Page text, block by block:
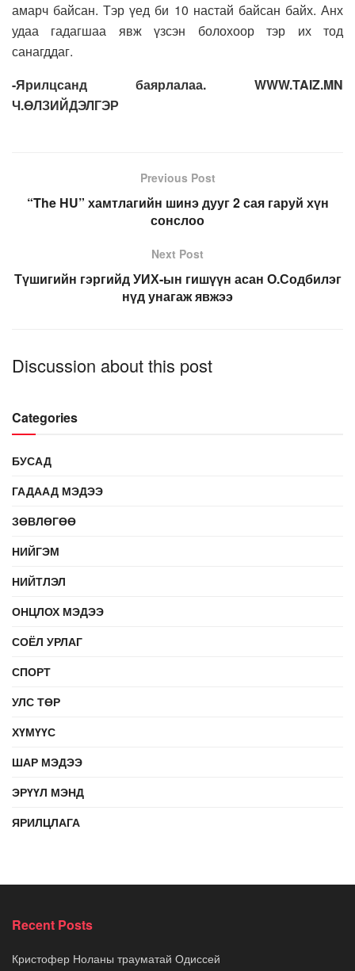
амарч байсан. Тэр үед би 10 настай байсан байх. Анх
удаа гадагшаа явж үзсэн болохоор тэр их тод
санагддаг.
-Ярилцсанд баярлалаа. WWW.TAIZ.MN
Ч.ӨЛЗИЙДЭЛГЭР
Previous Post
“The HU” хамтлагийн шинэ дууг 2 сая гаруй хүн
сонслоо
Next Post
Түшигийн гэргийд УИХ-ын гишүүн асан О.Содбилэг
нүд унагаж явжээ
Discussion about this post
Categories
БУСАД
ГАДААД МЭДЭЭ
ЗӨВЛӨГӨӨ
НИЙГЭМ
НИЙТЛЭЛ
ОНЦЛОХ МЭДЭЭ
СОЁЛ УРЛАГ
СПОРТ
УЛС ТӨР
ХҮМҮҮС
ШАР МЭДЭЭ
ЭРҮҮЛ МЭНД
ЯРИЛЦЛАГА
Recent Posts
Кристофер Ноланы трауматай Одиссей